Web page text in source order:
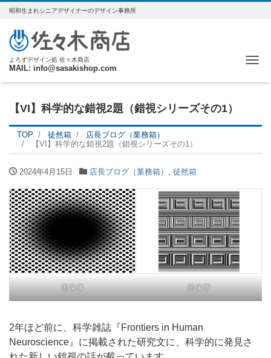
昭和生まれシニアデザイナーのデザイン事務所
よろずデザイン処 佐々木商店
MAIL: info@sasakishop.com
【VI】科学的な錯視2題（錯視シリーズその1）
TOP 徒然箱
店長ブログ（業務箱）
【VI】科学的な錯視2題（錯視シリーズその1）
2024年4月15日 店長ブログ（業務箱） 徒然箱
画像① 画像②
2年ほど前に、科学雑誌『Frontiers in Human
Neuroscience』に掲載された研究文に、科学的に発見さ